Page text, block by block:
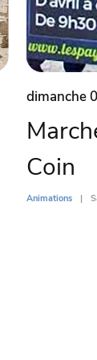
dimanche
Coin
Animations